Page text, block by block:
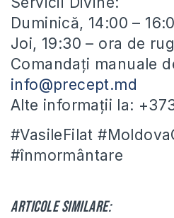
Duminică, 14:00 –
Joi, 19:30 – ora de
Comandați manuale
info@precept.md
Alte informații la:
#VasileFilat
#înmormântare
Articole similare: